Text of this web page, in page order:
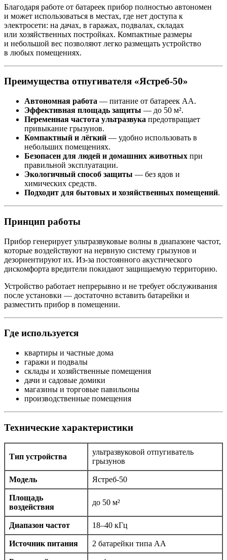
Благодаря работе от батареек прибор полностью автономен
и может использоваться в местах, где нет доступа к
электросети: на дачах, в гаражах, подвалах, складах
или хозяйственных постройках. Компактные размеры
и небольшой вес позволяют легко размещать устройство
в любых помещениях.
Преимущества отпугивателя «Ястреб-50»
Автономная работа — питание от батареек AA.
Эффективная площадь защиты — до 50 м².
Переменная частота ультразвука предотвращает
привыкание грызунов.
Компактный и лёгкий — удобно использовать в
небольших помещениях.
Безопасен для людей и домашних животных при
правильной эксплуатации.
Экологичный способ защиты — без ядов и
химических средств.
Подходит для бытовых и хозяйственных помещений.
Принцип работы
Прибор генерирует ультразвуковые волны в диапазоне частот,
которые воздействуют на нервную систему грызунов и
дезориентируют их. Из-за постоянного акустического
дискомфорта вредители покидают защищаемую территорию.
Устройство работает непрерывно и не требует обслуживания
после установки — достаточно вставить батарейки и
разместить прибор в помещении.
Где используется
квартиры и частные дома
гаражи и подвалы
склады и хозяйственные помещения
дачи и садовые домики
магазины и торговые павильоны
производственные помещения
Технические характеристики
Тип устройства
ультразвуковой отпугиватель
грызунов
Модель Ястреб-50
Площадь
воздействия
до 50 м²
Диапазон частот 18–40 кГц
Источник питания 2 батарейки типа AA